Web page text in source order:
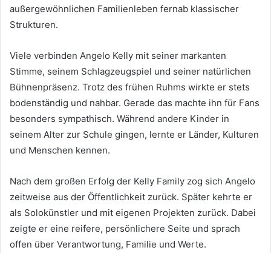
außergewöhnlichen Familienleben fernab klassischer
Strukturen.
Viele verbinden Angelo Kelly mit seiner markanten
Stimme, seinem Schlagzeugspiel und seiner natürlichen
Bühnenpräsenz. Trotz des frühen Ruhms wirkte er stets
bodenständig und nahbar. Gerade das machte ihn für Fans
besonders sympathisch. Während andere Kinder in
seinem Alter zur Schule gingen, lernte er Länder, Kulturen
und Menschen kennen.
Nach dem großen Erfolg der Kelly Family zog sich Angelo
zeitweise aus der Öffentlichkeit zurück. Später kehrte er
als Solokünstler und mit eigenen Projekten zurück. Dabei
zeigte er eine reifere, persönlichere Seite und sprach
offen über Verantwortung, Familie und Werte.